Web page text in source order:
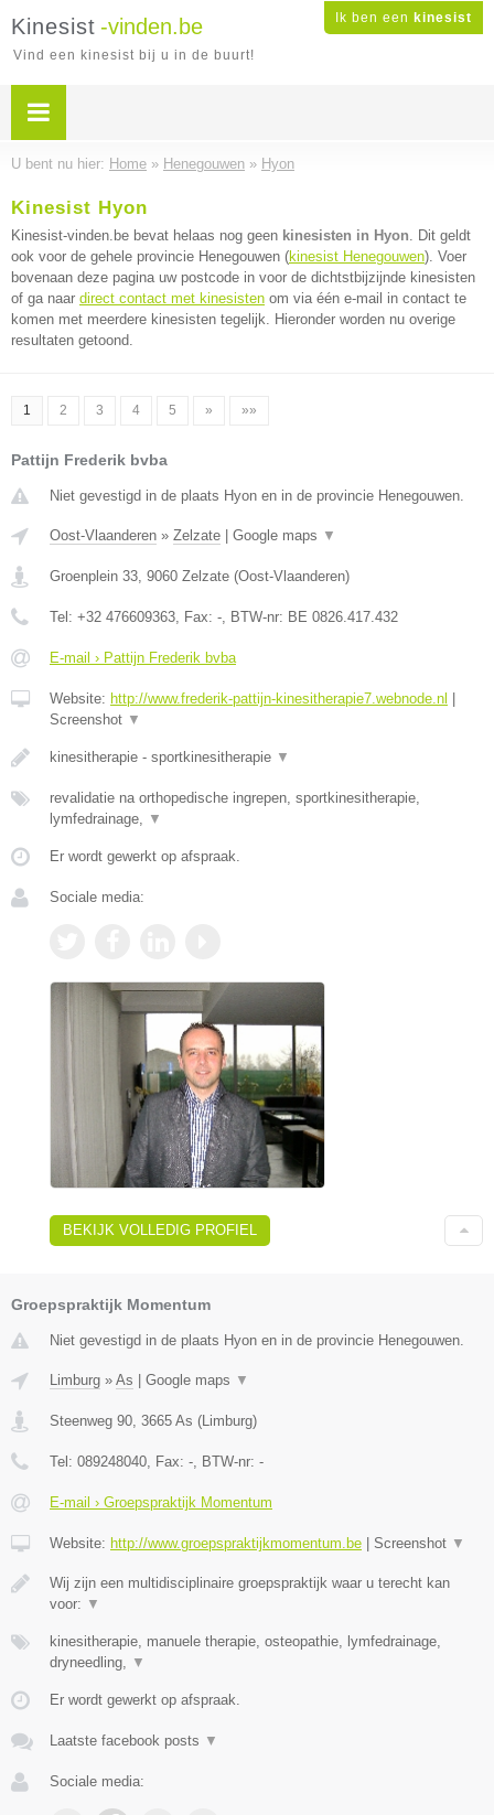
Ik ben een kinesist
Kinesist -vinden.be
Vind een kinesist bij u in de buurt!
U bent nu hier: Home » Henegouwen » Hyon
Kinesist Hyon
Kinesist-vinden.be bevat helaas nog geen kinesisten in Hyon. Dit geldt
ook voor de gehele provincie Henegouwen (kinesist Henegouwen). Voer
bovenaan deze pagina uw postcode in voor de dichtstbijzijnde kinesisten
of ga naar direct contact met kinesisten om via één e-mail in contact te
komen met meerdere kinesisten tegelijk. Hieronder worden nu overige
resultaten getoond.
1 2 3 4 5 » »»
Pattijn Frederik bvba
Niet gevestigd in de plaats Hyon en in de provincie Henegouwen.
Oost-Vlaanderen » Zelzate Google maps ▼
Groenplein 33, 9060 Zelzate (Oost-Vlaanderen)
Tel: +32 476609363, Fax: -, BTW-nr: BE 0826.417.432
E-mail › Pattijn Frederik bvba
Website: http://www.frederik-pattijn-kinesitherapie7.webnode.nl
Screenshot ▼
kinesitherapie - sportkinesitherapie ▼
revalidatie na orthopedische ingrepen, sportkinesitherapie,
lymfedrainage, ▼
Er wordt gewerkt op afspraak.
Sociale media:
BEKIJK VOLLEDIG PROFIEL
Groepspraktijk Momentum
Niet gevestigd in de plaats Hyon en in de provincie Henegouwen.
Limburg » As | Google maps ▼
Steenweg 90 3665 As (Limburg)
Tel: 089248040 , Fax: - , BTW-nr: -
E-mail › Groepspraktijk Momentum
Website: http://www.groepspraktijkmomentum.be | Screenshot ▼
Wij zijn een multidisciplinaire groepspraktijk waar u terecht kan
voor: ▼
kinesitherapie, manuele therapie, osteopathie, lymfedrainage,
dryneedling,
▼
Er wordt gewerkt op afspraak.
Laatste facebook posts ▼
Sociale media: